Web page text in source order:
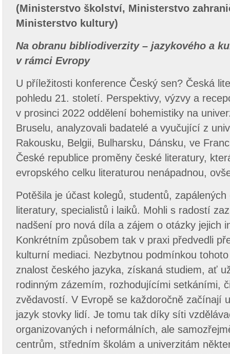
(Ministerstvo školství, Ministerstvo
Ministerstvo kultury)
Na obranu bibliodiverzity – jazykového a
v rámci Evropy
U příležitosti konference Český sen? Česká
pohledu 21. století. Perspektivy, výzvy a
v prosinci 2022 oddělení bohemistiky na
Bruselu, analyzovali badatelé a vyučující z
Rakousku, Belgii, Bulharsku, Dánsku, ve
České republice proměny české literatury,
evropského celku literaturou nenápadnou,
Potěšila je účast kolegů, studentů,
literatury, specialistů i laiků. Mohli s radostí
nadšení pro nová díla a zájem o otázky jejich
Konkrétním způsobem tak v praxi předvedli
kulturní mediaci. Nezbytnou podmínkou
znalost českého jazyka, získaná studiem, ať
rodinným zázemím, rozhodujícími setkáními,
zvědavostí. V Evropě se každoročně začínají
jazyk stovky lidí. Je tomu tak díky síti
organizovaných i neformálních, ale
centrům, středním školám a univerzitám